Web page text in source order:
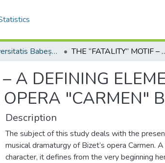
Studia Universitatis Babeș-Bolyai Musica THE “FATALITY” MOTIF – A DEFINING ELEMENT
A DEFINING
"CARMEN"
Description
The subject of this study deals with the
musical dramaturgy of Bizet’s opera Carmen.
character, it defines from the very beginning